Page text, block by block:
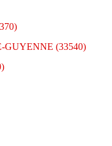
GUYENNE (33540)